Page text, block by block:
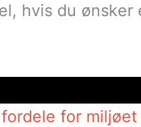
hvis du ønsker
for miljøet